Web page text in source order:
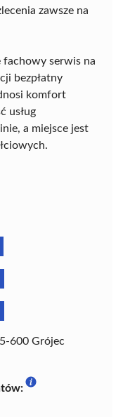
zawsze na
serwis na
bezpłatny
komfort
usług
a miejsce jest
600 Grójec